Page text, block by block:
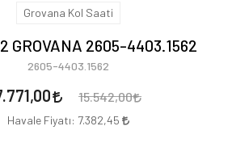
Grovana Kol Saati
GROVANA 2605-4403.1562
2605-4403.1562
15.542,00
Havale Fiyatı: 7.382,45